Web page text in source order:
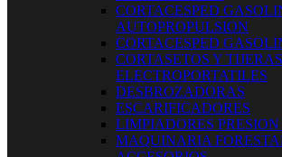
CORTACESPED
AUTOPROPULSION
CORTACESPED
CORTASETOS Y TIJERAS
ELECTROPORTATILES
DESBROZADORAS
ESCARIFICADORES
LIMPIADORES PRESION
MAQUINARIA